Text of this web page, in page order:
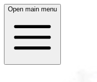
Open main menu